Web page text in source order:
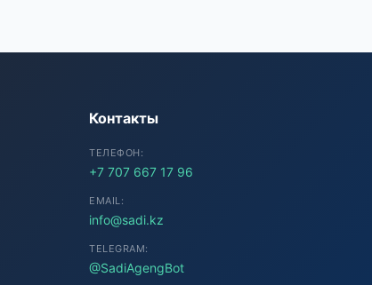
Контакты
ТЕЛЕФОН:
+7 707 667 17 96
EMAIL:
info@sadi.kz
TELEGRAM:
@SadiAgengBot